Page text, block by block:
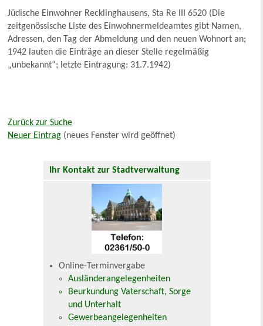
Jüdische Einwohner Recklinghausens, Sta Re III 6520 (Die
zeitgenössische Liste des Einwohnermeldeamtes gibt Namen,
Adressen, den Tag der Abmeldung und den neuen Wohnort an;
1942 lauten die Einträge an dieser Stelle regelmäßig
„unbekannt“; letzte Eintragung: 31.7.1942)
Zurück zur Suche
Neuer Eintrag (neues Fenster wird geöffnet)
Ihr Kontakt zur Stadtverwaltung
Online-Terminvergabe
Ausländerangelegenheiten
Beurkundung Vaterschaft, Sorge
und Unterhalt
Gewerbeangelegenheiten